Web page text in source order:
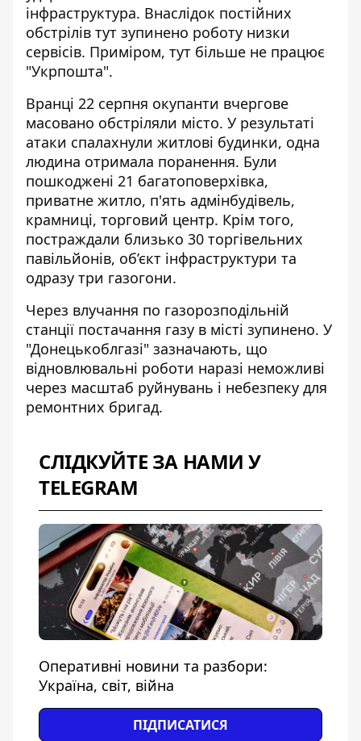
інфраструктура. Внаслідок постійних
обстрілів тут зупинено роботу низки
сервісів. Приміром, тут більше не працює
"Укрпошта".
Вранці 22 серпня окупанти вчергове
масовано обстріляли місто. У результаті
атаки спалахнули житлові будинки, одна
людина отримала поранення. Були
пошкоджені 21 багатоповерхівка,
приватне житло, п'ять адмінбудівель,
крамниці, торговий центр. Крім того,
постраждали близько 30 торгівельних
павільйонів, об’єкт інфраструктури та
одразу три газогони.
Через влучання по газорозподільній
станції постачання газу в місті зупинено. У
"Донецькоблгазі" зазначають, що
відновлювальні роботи наразі неможливі
через масштаб руйнувань і небезпеку для
ремонтних бригад.
СЛІДКУЙТЕ ЗА НАМИ У
TELEGRAM
Оперативні новини та разбори:
Україна, світ, війна
ПІДПИСАТИСЯ